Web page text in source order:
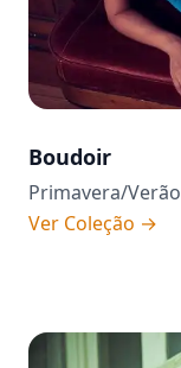
Boudoir
Primavera/Verão
Ver Coleção →